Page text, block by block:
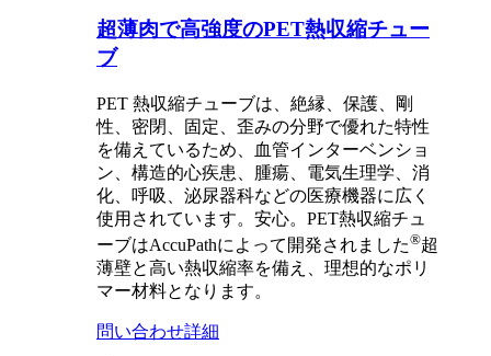
超薄肉で高強度のPET熱収縮チュー
ブ
PET 熱収縮チューブは、絶縁、保護、剛
性、密閉、固定、歪みの分野で優れた特性
を備えているため、血管インターベンショ
ン、構造的心疾患、腫瘍、電気生理学、消
化、呼吸、泌尿器科などの医療機器に広く
使用されています。安心。PET熱収縮チュ
ーブはAccuPathによって開発されました®超
薄壁と高い熱収縮率を備え、理想的なポリ
マー材料となります。
問い合わせ詳細